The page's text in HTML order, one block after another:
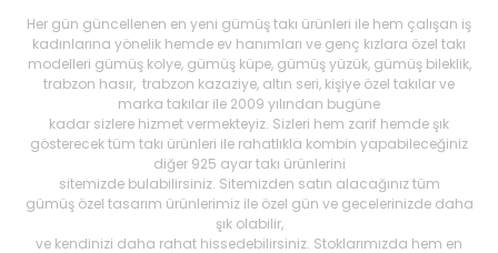
Her gün güncellenen en yeni gümüş takı ürünleri ile hem çalışan iş
kadınlarına yönelik hemde ev hanımları ve genç kızlara özel takı
modelleri gümüş kolye, gümüş küpe, gümüş yüzük, gümüş bileklik,
trabzon hasır, trabzon kazaziye, altın seri, kişiye özel takılar ve
marka takılar ile 2009 yılından bugüne
kadar sizlere hizmet vermekteyiz. Sizleri hem zarif hemde şık
gösterecek tüm takı ürünleri ile rahatlıkla kombin yapabileceğiniz
diğer 925 ayar takı ürünlerini
sitemizde bulabilirsiniz. Sitemizden satın alacağınız tüm
gümüş özel tasarım ürünlerimiz ile özel gün ve gecelerinizde daha
şık olabilir,
ve kendinizi daha rahat hissedebilirsiniz. Stoklarımızda hem en